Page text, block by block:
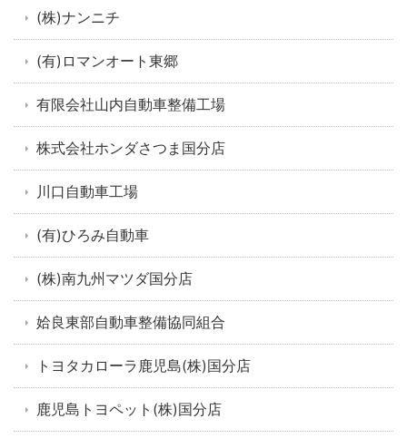
(株)ナンニチ
(有)ロマンオート東郷
有限会社山内自動車整備工場
株式会社ホンダさつま国分店
川口自動車工場
(有)ひろみ自動車
(株)南九州マツダ国分店
姶良東部自動車整備協同組合
トヨタカローラ鹿児島(株)国分店
鹿児島トヨペット(株)国分店